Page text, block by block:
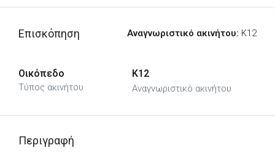
Επισκόπηση Αναγνωριστικό ακινήτου: K12
Οικόπεδο
Τύπος ακινήτου
K12
Αναγνωριστικό ακινήτου
Περιγραφή